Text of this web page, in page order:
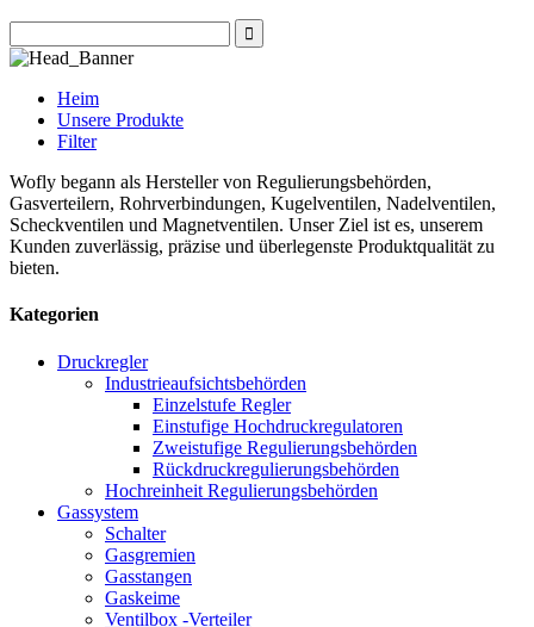
Heim
Unsere Produkte
Filter
Wofly begann als Hersteller von Regulierungsbehörden,
Gasverteilern, Rohrverbindungen, Kugelventilen, Nadelventilen,
Scheckventilen und Magnetventilen. Unser Ziel ist es, unserem
Kunden zuverlässig, präzise und überlegenste Produktqualität zu
bieten.
Kategorien
Druckregler
Industrieaufsichtsbehörden
Einzelstufe Regler
Einstufige Hochdruckregulatoren
Zweistufige Regulierungsbehörden
Rückdruckregulierungsbehörden
Hochreinheit Regulierungsbehörden
Gassystem
Schalter
Gasgremien
Gasstangen
Gaskeime
Ventilbox -Verteiler